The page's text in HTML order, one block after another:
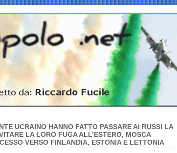
UCRAINO HANNO FATTO PASSARE AI RUSSI LA
LA LORO FUGA ALL’ESTERO, MOSCA
VERSO FINLANDIA, ESTONIA E LETTONIA